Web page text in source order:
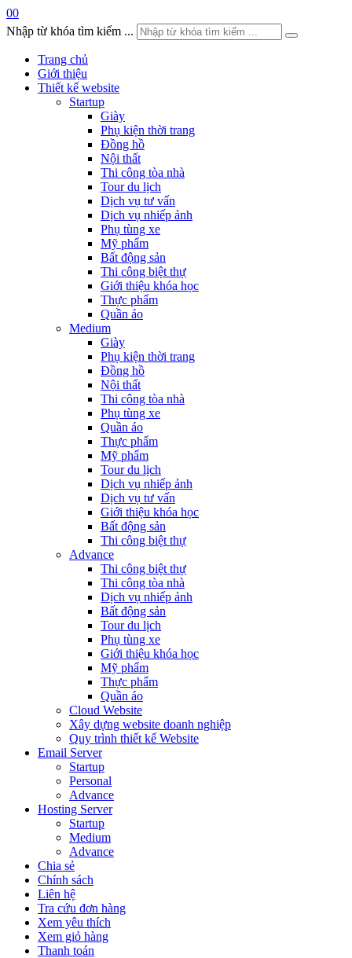
00
Nhập từ khóa tìm kiếm ...
Trang chủ
Giới thiệu
Thiết kế website
Startup
Giày
Phụ kiện thời trang
Đồng hồ
Nội thất
Thi công tòa nhà
Tour du lịch
Dịch vụ tư vấn
Dịch vụ nhiếp ảnh
Phụ tùng xe
Mỹ phẩm
Bất động sản
Thi công biệt thự
Giới thiệu khóa học
Thực phẩm
Quần áo
Medium
Giày
Phụ kiện thời trang
Đồng hồ
Nội thất
Thi công tòa nhà
Phụ tùng xe
Quần áo
Thực phẩm
Mỹ phẩm
Tour du lịch
Dịch vụ nhiếp ảnh
Dịch vụ tư vấn
Giới thiệu khóa học
Bất động sản
Thi công biệt thự
Advance
Thi công biệt thự
Thi công tòa nhà
Dịch vụ nhiếp ảnh
Bất động sản
Tour du lịch
Phụ tùng xe
Giới thiệu khóa học
Mỹ phẩm
Thực phẩm
Quần áo
Cloud Website
Xây dựng website doanh nghiệp
Quy trình thiết kế Website
Email Server
Startup
Personal
Advance
Hosting Server
Startup
Medium
Advance
Chia sẻ
Chính sách
Liên hệ
Tra cứu đơn hàng
Xem yêu thích
Xem giỏ hàng
Thanh toán